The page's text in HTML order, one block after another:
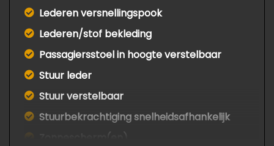
Lederen versnellingspook
Lederen/stof bekleding
Passagiersstoel in hoogte verstelbaar
Stuur leder
Stuur verstelbaar
Stuurbekrachtiging snelheidsafhankelijk
Zonnescherm(en)